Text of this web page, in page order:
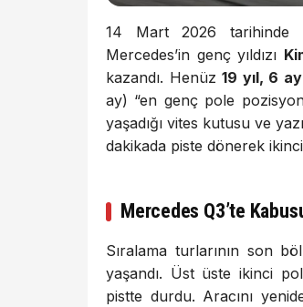
14 Mart 2026 tarihinde
Mercedes’in genç yıldızı
kazandı. Henüz19 yıl, 6
ay) “en genç pole
yaşadığı vites kutusu ve
dakikada piste dönerek ikinci
Mercedes Q3’te
Sıralama turlarının son
yaşandı. Üst üste ikinci
pistte durdu. Aracını